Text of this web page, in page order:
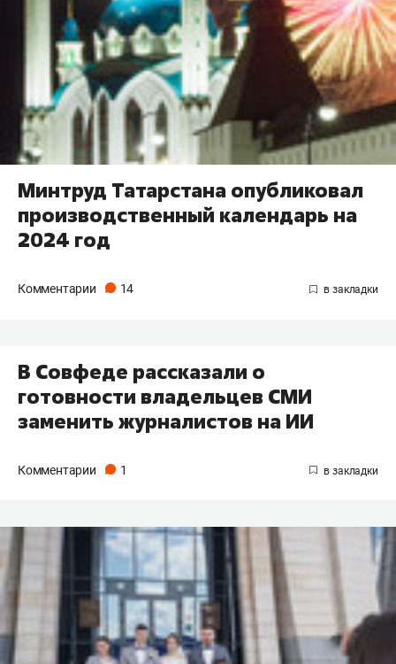
Минтруд Татарстана опубликовал
производственный календарь на
2024 год
Комментарии 14
В Совфеде рассказали о
готовности владельцев СМИ
заменить журналистов на ИИ
Комментарии 1